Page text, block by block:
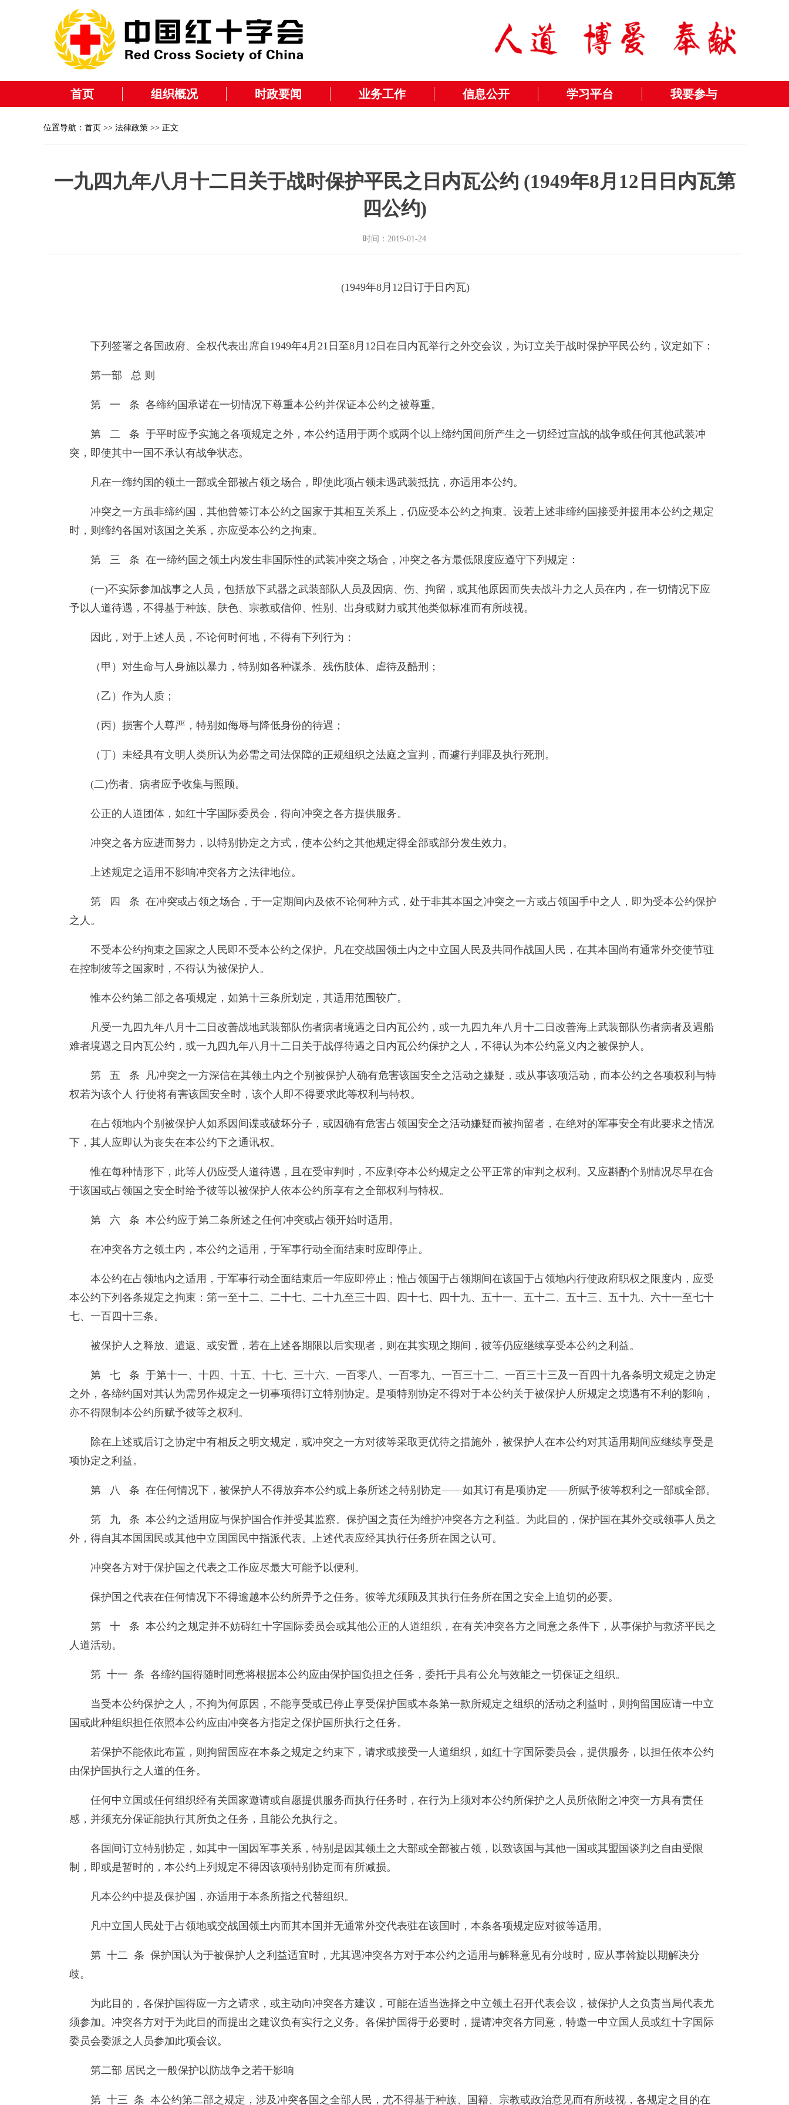
首页 组织概况 时政要闻 业务工作 信息公开 学习平台 我要参与
位置导航： 首页 >> 法律政策 >> 正文
一九四九年八月十二日关于战时保护平民之日内瓦公约 (1949年8月12日日内瓦第
四公约)
时间：2019-01-24
(1949年8月12日订于日内瓦)
下列签署之各国政府、全权代表出席自1949年4月21日至8月12日在日内瓦举行之外交会议，为订立关于战时保护平民公约，议定如下：
第一部 总 则
第 一 条 各缔约国承诺在一切情况下尊重本公约并保证本公约之被尊重。
第 二 条 于平时应予实施之各项规定之外，本公约适用于两个或两个以上缔约国间所产生之一切经过宣战的战争或任何其他武装冲
突，即使其中一国不承认有战争状态。
凡在一缔约国的领土一部或全部被占领之场合，即使此项占领未遇武装抵抗，亦适用本公约。
冲突之一方虽非缔约国，其他曾签订本公约之国家于其相互关系上，仍应受本公约之拘束。设若上述非缔约国接受并援用本公约之规定
时，则缔约各国对该国之关系，亦应受本公约之拘束。
第 三 条 在一缔约国之领土内发生非国际性的武装冲突之场合，冲突之各方最低限度应遵守下列规定：
(一)不实际参加战事之人员，包括放下武器之武装部队人员及因病、伤、拘留，或其他原因而失去战斗力之人员在内，在一切情况下应
予以人道待遇，不得基于种族、肤色、宗教或信仰、性别、出身或财力或其他类似标准而有所歧视。
因此，对于上述人员，不论何时何地，不得有下列行为：
（甲）对生命与人身施以暴力，特别如各种谋杀、残伤肢体、虐待及酷刑；
（乙）作为人质；
（丙）损害个人尊严，特别如侮辱与降低身份的待遇；
（丁）未经具有文明人类所认为必需之司法保障的正规组织之法庭之宣判，而遽行判罪及执行死刑。
(二)伤者、病者应予收集与照顾。
公正的人道团体，如红十字国际委员会，得向冲突之各方提供服务。
冲突之各方应进而努力，以特别协定之方式，使本公约之其他规定得全部或部分发生效力。
上述规定之适用不影响冲突各方之法律地位。
第 四 条 在冲突或占领之场合，于一定期间内及依不论何种方式，处于非其本国之冲突之一方或占领国手中之人，即为受本公约保护
之人。
不受本公约拘束之国家之人民即不受本公约之保护。凡在交战国领土内之中立国人民及共同作战国人民，在其本国尚有通常外交使节驻
在控制彼等之国家时，不得认为被保护人。
惟本公约第二部之各项规定，如第十三条所划定，其适用范围较广。
凡受一九四九年八月十二日改善战地武装部队伤者病者境遇之日内瓦公约，或一九四九年八月十二日改善海上武装部队伤者病者及遇船
难者境遇之日内瓦公约，或一九四九年八月十二日关于战俘待遇之日内瓦公约保护之人，不得认为本公约意义内之被保护人。
第 五 条 凡冲突之一方深信在其领土内之个别被保护人确有危害该国安全之活动之嫌疑，或从事该项活动，而本公约之各项权利与特
权若为该个人 行使将有害该国安全时，该个人即不得要求此等权利与特权。
在占领地内个别被保护人如系因间谍或破坏分子，或因确有危害占领国安全之活动嫌疑而被拘留者，在绝对的军事安全有此要求之情况
下，其人应即认为丧失在本公约下之通讯权。
惟在每种情形下，此等人仍应受人道待遇，且在受审判时，不应剥夺本公约规定之公平正常的审判之权利。又应斟酌个别情况尽早在合
于该国或占领国之安全时给予彼等以被保护人依本公约所享有之全部权利与特权。
第 六 条 本公约应于第二条所述之任何冲突或占领开始时适用。
在冲突各方之领土内，本公约之适用，于军事行动全面结束时应即停止。
本公约在占领地内之适用，于军事行动全面结束后一年应即停止；惟占领国于占领期间在该国于占领地内行使政府职权之限度内，应受
本公约下列各条规定之拘束：第一至十二、二十七、二十九至三十四、四十七、四十九、五十一、五十二、五十三、五十九、六十一至七十
七、一百四十三条。
被保护人之释放、遣返、或安置，若在上述各期限以后实现者，则在其实现之期间，彼等仍应继续享受本公约之利益。
第 七 条 于第十一、十四、十五、十七、三十六、一百零八、一百零九、一百三十二、一百三十三及一百四十九各条明文规定之协定
之外，各缔约国对其认为需另作规定之一切事项得订立特别协定。是项特别协定不得对于本公约关于被保护人所规定之境遇有不利的影响，
亦不得限制本公约所赋予彼等之权利。
除在上述或后订之协定中有相反之明文规定，或冲突之一方对彼等采取更优待之措施外，被保护人在本公约对其适用期间应继续享受是
项协定之利益。
第 八 条 在任何情况下，被保护人不得放弃本公约或上条所述之特别协定——如其订有是项协定——所赋予彼等权利之一部或全部。
第 九 条 本公约之适用应与保护国合作并受其监察。保护国之责任为维护冲突各方之利益。为此目的，保护国在其外交或领事人员之
外，得自其本国国民或其他中立国国民中指派代表。上述代表应经其执行任务所在国之认可。
冲突各方对于保护国之代表之工作应尽最大可能予以便利。
保护国之代表在任何情况下不得逾越本公约所畀予之任务。彼等尤须顾及其执行任务所在国之安全上迫切的必要。
第 十 条 本公约之规定并不妨碍红十字国际委员会或其他公正的人道组织，在有关冲突各方之同意之条件下，从事保护与救济平民之
人道活动。
第 十一 条 各缔约国得随时同意将根据本公约应由保护国负担之任务，委托于具有公允与效能之一切保证之组织。
当受本公约保护之人，不拘为何原因，不能享受或已停止享受保护国或本条第一款所规定之组织的活动之利益时，则拘留国应请一中立
国或此种组织担任依照本公约应由冲突各方指定之保护国所执行之任务。
若保护不能依此布置，则拘留国应在本条之规定之约束下，请求或接受一人道组织，如红十字国际委员会，提供服务，以担任依本公约
由保护国执行之人道的任务。
任何中立国或任何组织经有关国家邀请或自愿提供服务而执行任务时，在行为上须对本公约所保护之人员所依附之冲突一方具有责任
感，并须充分保证能执行其所负之任务，且能公允执行之。
各国间订立特别协定，如其中一国因军事关系，特别是因其领土之大部或全部被占领，以致该国与其他一国或其盟国谈判之自由受限
制，即或是暂时的，本公约上列规定不得因该项特别协定而有所减损。
凡本公约中提及保护国，亦适用于本条所指之代替组织。
凡中立国人民处于占领地或交战国领土内而其本国并无通常外交代表驻在该国时，本条各项规定应对彼等适用。
第 十二 条 保护国认为于被保护人之利益适宜时，尤其遇冲突各方对于本公约之适用与解释意见有分歧时，应从事斡旋以期解决分
歧。
为此目的，各保护国得应一方之请求，或主动向冲突各方建议，可能在适当选择之中立领土召开代表会议，被保护人之负责当局代表尤
须参加。冲突各方对于为此目的而提出之建议负有实行之义务。各保护国得于必要时，提请冲突各方同意，特邀一中立国人员或红十字国际
委员会委派之人员参加此项会议。
第二部 居民之一般保护以防战争之若干影响
第 十三 条 本公约第二部之规定，涉及冲突各国之全部人民，尤不得基于种族、国籍、宗教或政治意见而有所歧视，各规定之目的在